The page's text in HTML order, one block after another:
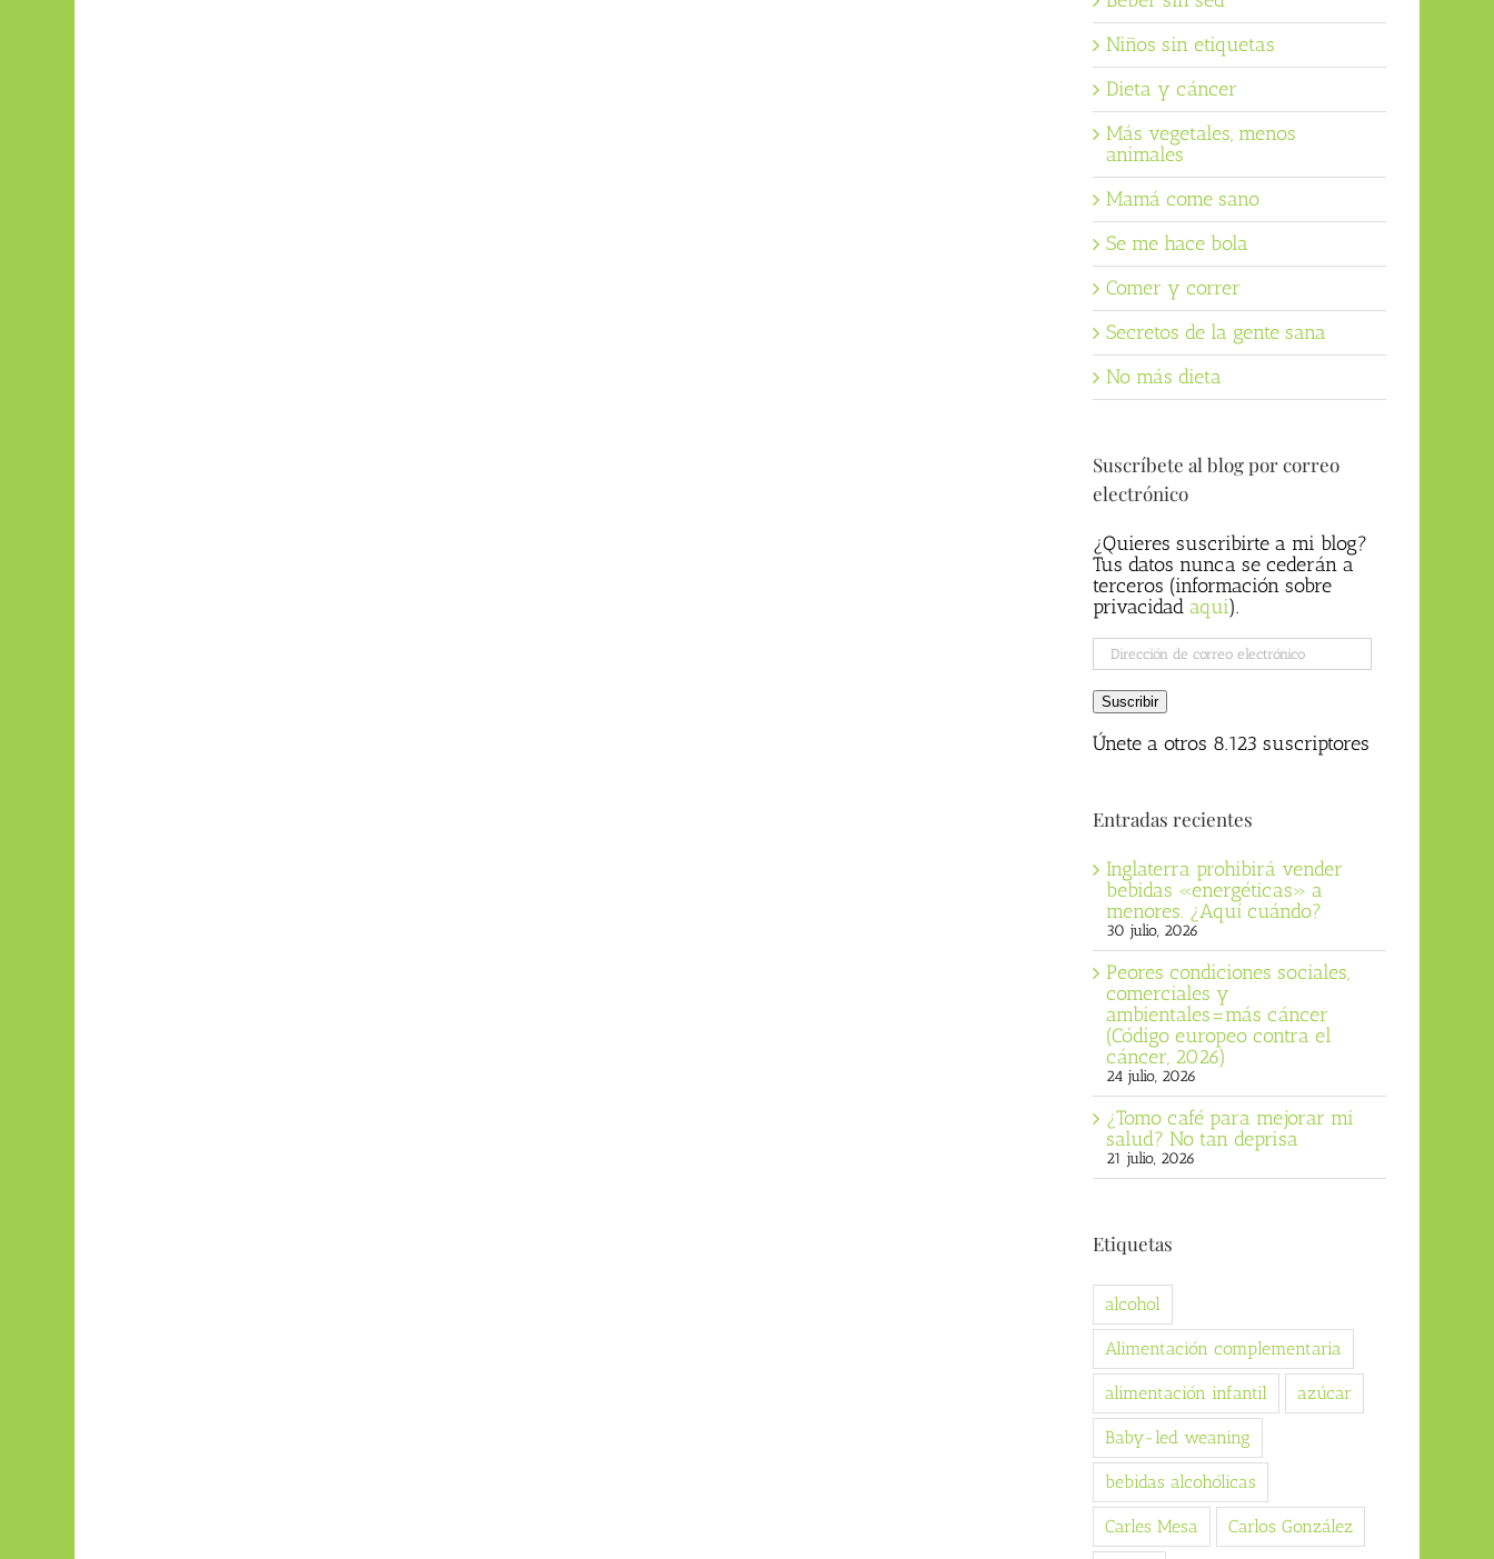
Niños sin etiquetas
Dieta y cáncer
Más vegetales, menos
animales
Mamá come sano
Se me hace bola
Comer y correr
Secretos de la gente sana
No más dieta
Suscríbete al blog por correo
electrónico
¿Quieres suscribirte a mi blog?
Tus datos nunca se cederán a
terceros (información sobre
privacidad aqui).
Dirección
de
correo
electrónico
Suscribir
Únete a otros 8.123 suscriptores
Entradas recientes
Inglaterra prohibirá vender
bebidas «energéticas» a
menores. ¿Aquí cuándo?
30 julio, 2026
Peores condiciones sociales,
comerciales y
ambientales=más cáncer
(Código europeo contra el
cáncer, 2026)
24 julio, 2026
¿Tomo café para mejorar mi
salud? No tan deprisa
21 julio, 2026
Etiquetas
alcohol
Alimentación complementaria
alimentación infantil azúcar
Baby-led weaning
bebidas alcohólicas
Carles Mesa Carlos González